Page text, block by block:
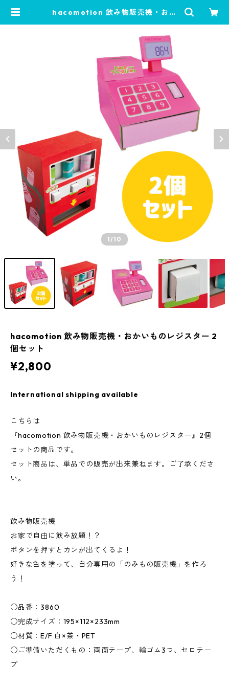
hacomotion 飲み物販売機・おか
1/10
hacomotion 飲み物販売機・おかいものレジスター 2
個セット
¥2,800
International shipping available
こちらは
『hacomotion 飲み物販売機・おかいものレジスター』2個
セットの商品です。
セット商品は、単品での販売が出来兼ねます。ご了承くださ
い。
飲み物販売機
お家で自由に飲み放題！？
ボタンを押すとカンが出てくるよ！
好きな色を塗って、自分専用の「のみもの販売機」を作ろ
う！
○品番：3860
○完成サイズ：195×112×233mm
○材質：E/F 白×茶・PET
○ご準備いただくもの：両面テープ、輪ゴム3つ、セロテー
プ